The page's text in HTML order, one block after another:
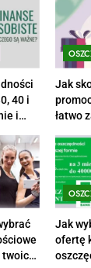
Netflix
jest, opinie
PRACA
Ile zarabia
poznaj
męskiego
ZAROBKI
Ile zarabia
szkolny:
zarobki na
stanowisku
ZAROBKI
40 i
i
Jak
łatwo
twoich
Jak
ofertę